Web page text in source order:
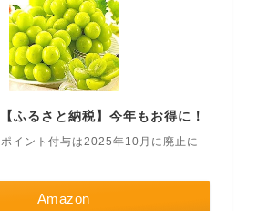
ふるさと納税】今年もお得に！
イント付与は2025年10月に廃止に
Amazon